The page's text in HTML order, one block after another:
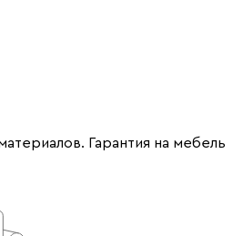
Гарантия на мебель